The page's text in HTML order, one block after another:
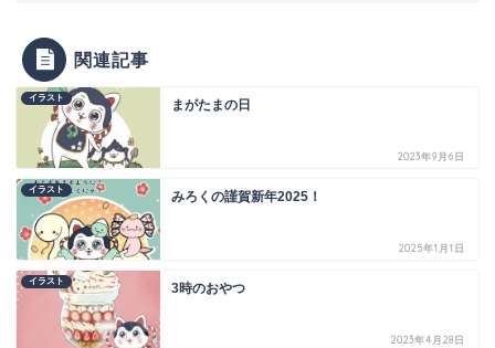
関連記事
イラスト まがたまの日
2023年9月6日
イラスト みろくの謹賀新年2025！
2025年1月1日
イラスト 3時のおやつ
2023年4月28日